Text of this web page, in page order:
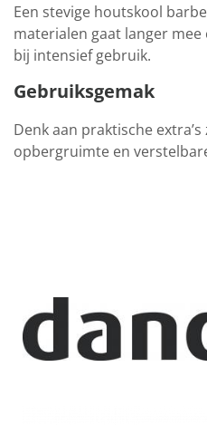
Een stevige houtskool
materialen gaat langer
bij intensief gebruik.
Gebruiksgemak
Denk aan praktische
opbergruimte en